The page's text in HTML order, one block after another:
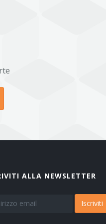
ALLA NEWSLETTER
Iscriviti